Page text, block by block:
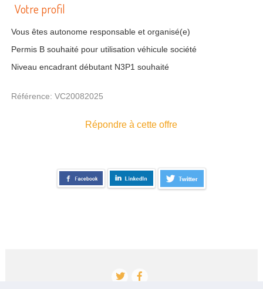
Votre profil
Vous êtes autonome responsable et organisé(e)
Permis B souhaité pour utilisation véhicule société
Niveau encadrant débutant N3P1 souhaité
Référence: VC20082025
Répondre à cette offre